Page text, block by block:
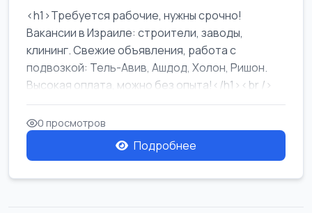
<h1>Требуется рабочие, нужны срочно!
Вакансии в Израиле: строители, заводы,
клининг. Свежие объявления, работа с
подвозкой: Тель-Авив, Ашдод, Холон, Ришон.
Высокая оплата, можно без опыта!</h1><br />
...
0 просмотров
Подробнее